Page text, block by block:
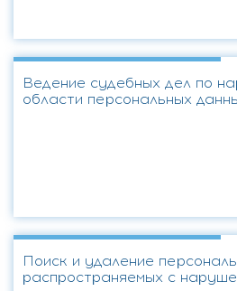
Ведение судебных дел по
области персональных
Поиск и удаление
распространяемых с